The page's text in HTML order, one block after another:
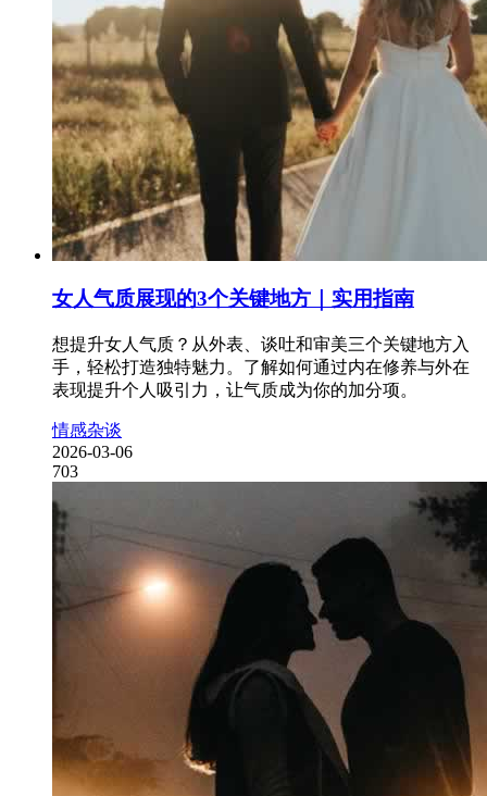
女人气质展现的3个关键地方｜实用指南
想提升女人气质？从外表、谈吐和审美三个关键地方入
手，轻松打造独特魅力。了解如何通过内在修养与外在
表现提升个人吸引力，让气质成为你的加分项。
情感杂谈
2026-03-06
703